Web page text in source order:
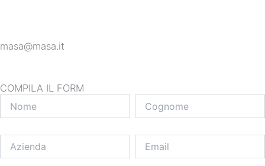
masa@masa.it
COMPILA IL FORM